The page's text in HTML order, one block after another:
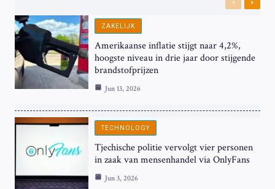
Previous
Next
ZAKELIJK
Amerikaanse inflatie stijgt naar 4,2%,
hoogste niveau in drie jaar door stijgende
brandstofprijzen
Jun 13, 2026
TECHNOLOGY
Tjechische politie vervolgt vier personen
in zaak van mensenhandel via OnlyFans
Jun 3, 2026